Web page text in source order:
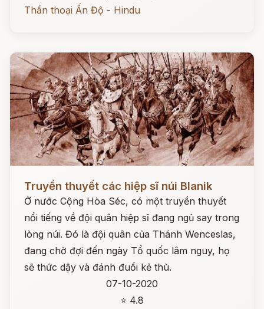
Thần thoại Ấn Độ - Hindu
Đọc ngay
Truyền thuyết các hiệp sĩ núi Blanik
Ở nước Cộng Hòa Séc, có một truyền thuyết
nổi tiếng về đội quân hiệp sĩ đang ngủ say trong
lòng núi. Đó là đội quân của Thánh Wenceslas,
đang chờ đợi đến ngày Tổ quốc lâm nguy, họ
sẽ thức dậy và đánh đuổi kẻ thù.
07-10-2020
⭐ 4.8